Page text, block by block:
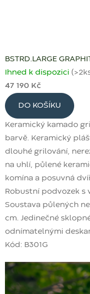
BSTRD.LARGE
Ihned k dispozici (>2
47 190 Kč
DO KOŠÍKU
Keramický kamado
barvě. Keramický
dlouhé grilování,
na uhlí, půlené
komína a posuvná
Robustní podvozek s
Soustava půlených
cm. Jedinečné
odnímatelnými
Kód: B301G